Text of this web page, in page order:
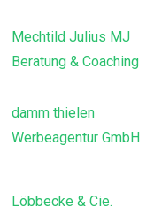
Mechtild Julius MJ
Beratung & Coaching
damm thielen
Werbeagentur GmbH
Löbbecke & Cie.